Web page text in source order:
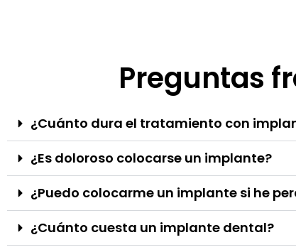
Preguntas
¿Cuánto dura el tratamiento con
¿Es doloroso colocarse un implante?
¿Puedo colocarme un implante si he
¿Cuánto cuesta un implante dental?